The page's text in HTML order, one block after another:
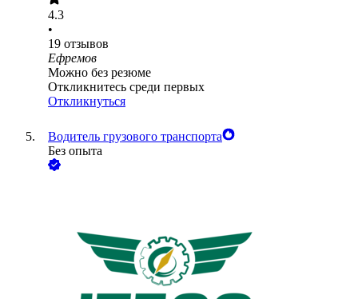
4.3
•
19 отзывов
Ефремов
Можно без резюме
Откликнитесь среди первых
Откликнуться
Водитель грузового транспорта
Без опыта